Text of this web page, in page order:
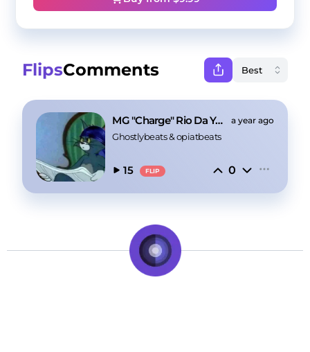
FlipsComments
MG "Charge" Rio Da Yung Og Type Beat a year ago
Ghostlybeats & opiatbeats
15 FLIP 0